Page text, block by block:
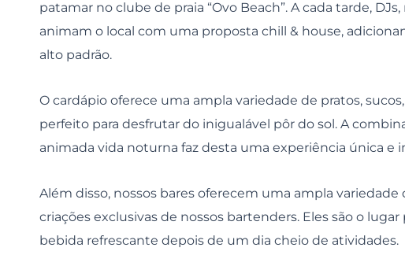
patamar no clube de praia “Ovo Beach”. A cada tarde,
animam o local com uma proposta chill & house,
alto padrão.
O cardápio oferece uma ampla variedade de pratos,
perfeito para desfrutar do inigualável pôr do sol. A
animada vida noturna faz desta uma experiência única e
Além disso, nossos bares oferecem uma ampla variedade
criações exclusivas de nossos bartenders. Eles são o
bebida refrescante depois de um dia cheio de atividades.